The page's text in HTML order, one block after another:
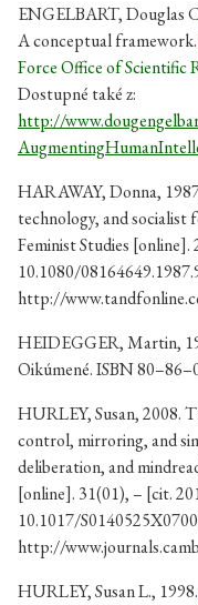
ENGELBART, Douglas
A conceptual framework.
Force Office of Scientific
Dostupné také z:
http://
HARAWAY, Donna,
technology, and socialist
Feminist Studies
10.1080/
http://
HEIDEGGER, Martin,
Oikúmené. ISBN
HURLEY, Susan, 2008.
control, mirroring, and
deliberation, and
[online]. 31(01), – [cit.
10.1017/
http://
HURLEY, Susan L., 1998.